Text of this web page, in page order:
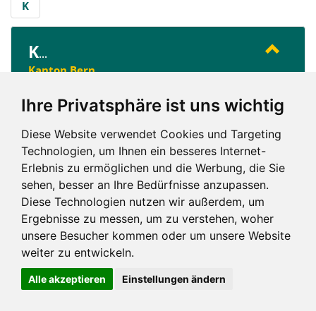
Ihre Privatsphäre ist uns wichtig
Diese Website verwendet Cookies und Targeting
Technologien, um Ihnen ein besseres Internet-
Erlebnis zu ermöglichen und die Werbung, die Sie
sehen, besser an Ihre Bedürfnisse anzupassen.
Diese Technologien nutzen wir außerdem, um
Ergebnisse zu messen, um zu verstehen, woher
unsere Besucher kommen oder um unsere Website
weiter zu entwickeln.
Alle akzeptieren Einstellungen ändern
K
K...
Kanton Bern
K
Impressum und mehr